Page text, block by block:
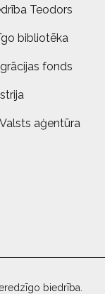
Teodors
bibliotēka
fonds
aģentūra
biedrība.